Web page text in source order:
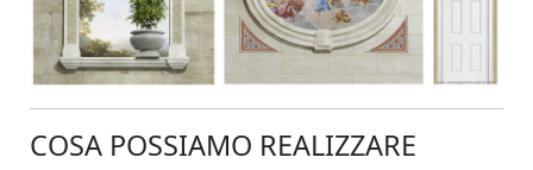
COSA POSSIAMO REALIZZARE